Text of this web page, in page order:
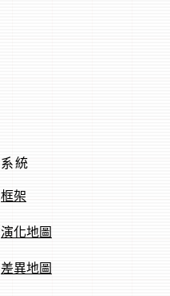
系統
框架
演化地圖
差異地圖